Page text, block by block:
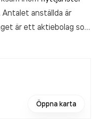
anställda är
är ett aktiebolag som
Öppna karta